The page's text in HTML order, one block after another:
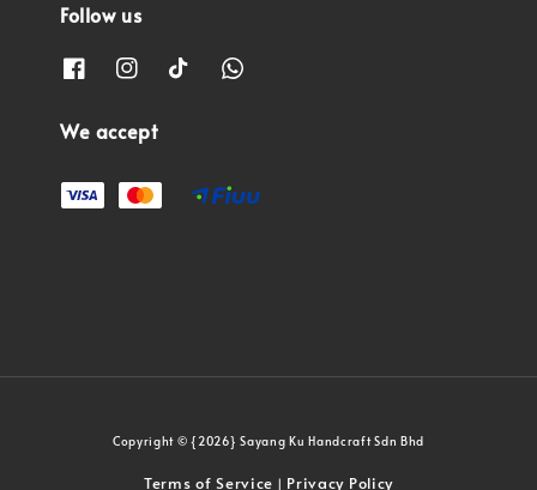
Follow us
We accept
Copyright © {2026} Sayang Ku Handcraft Sdn Bhd
Terms of Service | Privacy Policy